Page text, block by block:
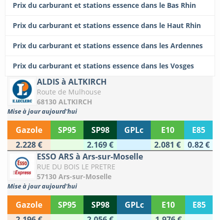
Prix du carburant et stations essence dans le Bas Rhin
Prix du carburant et stations essence dans le Haut Rhin
Prix du carburant et stations essence dans les Ardennes
Prix du carburant et stations essence dans les Vosges
ALDIS à ALTKIRCH
Route de Mulhouse
68130 ALTKIRCH
Mise à jour aujourd'hui
Gazole SP95 SP98 GPLc E10
E85
2.228 €
2.169 € 2.081 €
0.82 €
ESSO ARS à Ars-sur-Moselle
RUE DU BOIS LE PRETRE
57130 Ars-sur-Moselle
Mise à jour aujourd'hui
Gazole SP95 SP98 GPLc E10
E85